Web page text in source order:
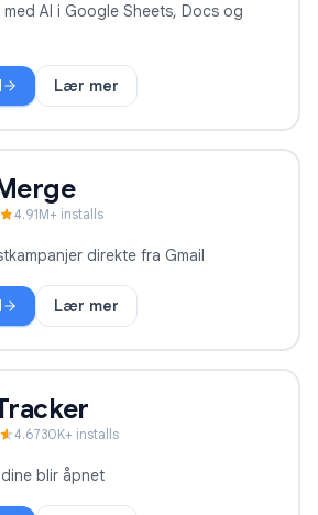
AI i Google Sheets, Docs og
Lær merGPT Workspace
4.91M+ installs
direkte fra Gmail
Lær merMail Merge
4.6730K+ installs
blir åpnet